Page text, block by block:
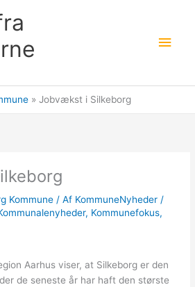
Jobvækst i Silkeborg
Kommune / Af KommuneNyheder /
, Kommunefokus,
Aarhus viser, at Silkeborg er den
de seneste år har haft den største